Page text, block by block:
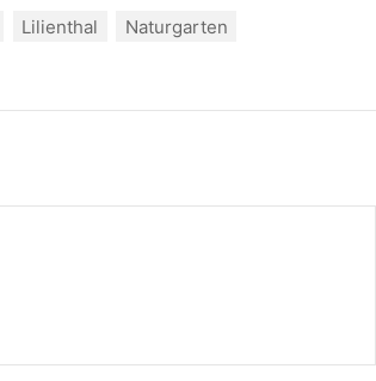
Lilienthal
Naturgarten